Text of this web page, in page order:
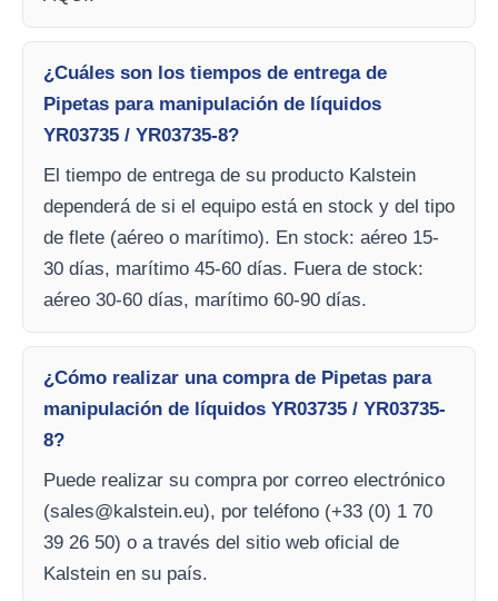
¿Cuáles son los tiempos de entrega de
Pipetas para manipulación de líquidos
YR03735 / YR03735-8?
El tiempo de entrega de su producto Kalstein
dependerá de si el equipo está en stock y del tipo
de flete (aéreo o marítimo). En stock: aéreo 15-
30 días, marítimo 45-60 días. Fuera de stock:
aéreo 30-60 días, marítimo 60-90 días.
¿Cómo realizar una compra de Pipetas para
manipulación de líquidos YR03735 / YR03735-
8?
Puede realizar su compra por correo electrónico
(sales@kalstein.eu), por teléfono (+33 (0) 1 70
39 26 50) o a través del sitio web oficial de
Kalstein en su país.